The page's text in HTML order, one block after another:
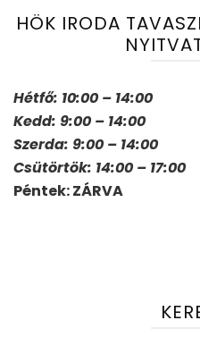
HÖK IRODA
Hétfő: 10:00 – 14:00
Kedd: 9:00 – 14:00
Szerda: 9:00 – 14:00
Csütörtök: 14:00 – 17:00
Péntek: ZÁRVA